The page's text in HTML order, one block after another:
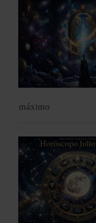
máximo